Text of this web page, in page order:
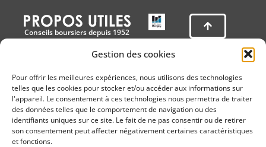
Gestion des cookies
Pour offrir les meilleures expériences, nous utilisons des technologies
telles que les cookies pour stocker et/ou accéder aux informations sur
l'appareil. Le consentement à ces technologies nous permettra de traiter
des données telles que le comportement de navigation ou des
identifiants uniques sur ce site. Le fait de ne pas consentir ou de retirer
son consentement peut affecter négativement certaines caractéristiques
et fonctions.
Conseils boursiers depuis 1952
une publication
Marigny
Mentions Légales
Politique cookie
Conditions générales de vente